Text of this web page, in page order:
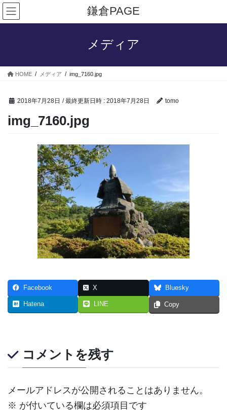
コ
ン
テ
ス
ナ
ビ
ゲ
ン
鎌倉PAGE
メディア
HOME メディア img_7160.jpg
2018年7月28日 / 最終更新日時 : 2018年7月28日 tomo
img_7160.jpg
Facebook X Bluesky
Hatena LINE Copy
コメントを残す
メールアドレスが公開されることはありません。
※ が付いている欄は必須項目です